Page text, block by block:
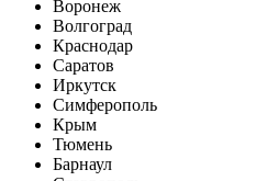
Воронеж
Волгоград
Краснодар
Саратов
Иркутск
Симферополь
Крым
Тюмень
Барнаул